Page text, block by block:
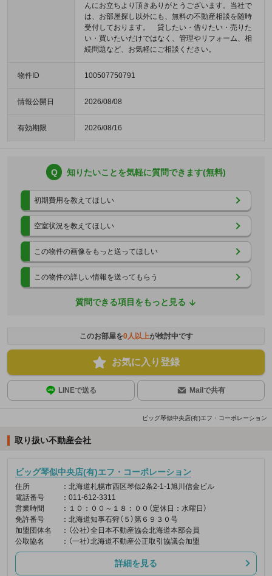
んにお立ちより頂きありがとうございます。当社で
は、お部屋探し以外にも、無料の不動産相談を随時
受付しております。 貸したい・借りたい・売りた
い・買いたいだけではなく、管理やリフォーム、相
続問題など、お気軽にご相談ください。
物件ID 100507750791
情報公開日 2026/08/08
有効期限 2026/08/16
Q 知りたいことを気軽に質問できます(無料)
初期費用を教えてほしい
空室状況を教えてほしい
この物件の画像をもっと送ってほしい
この物件の詳しい情報を送ってもらう
質問できる項目をもっと見る
このお部屋を0人以上が検討中です
お気に入り登録
LINEで送る Mailで共有
ビッグ琴似中央店(有)エフ・コーポレーション
取り扱い不動産会社
ビッグ琴似中央店(有)エフ・コーポレーション
住所
：北海道札幌市西区琴似2条2-1-1旭川信金ビル
電話番号
：011-612-3311
営業時間
：１０：００～１８：００（定休日：水曜日）
免許番号
：北海道知事石狩（５）第６９３０号
加盟団体名
：（公社）全日本不動産協会北海道本部会員
公取協名
：（一社）北海道不動産公正取引協議会加盟
詳細を見る